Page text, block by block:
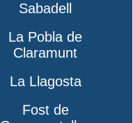
Sabadell
La Pobla de
Claramunt
La Llagosta
Fost de